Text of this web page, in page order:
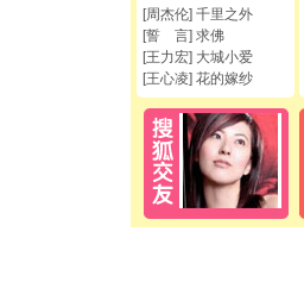
[周杰伦] 千里之外
[誓 言] 求佛
[王力宏] 大城小爱
[王心凌] 花的嫁纱